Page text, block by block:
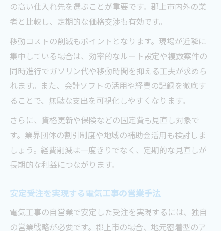
の高い仕入れ先を選ぶことが重要です。郡上市内外の業
者と比較し、定期的な価格交渉も有効です。
移動コストの削減もポイントとなります。現場が近隣に
集中している場合は、効率的なルート設定や複数案件の
同時進行でガソリン代や移動時間を抑える工夫が求めら
れます。また、会計ソフトの活用や経費の記録を徹底す
ることで、無駄な支出を可視化しやすくなります。
さらに、資格更新や保険などの固定費も見直し対象で
す。業界団体の割引制度や地域の補助金活用も検討しま
しょう。経費削減は一度きりでなく、定期的な見直しが
長期的な利益につながります。
安定受注を実現する電気工事の営業手法
電気工事の自営業で安定した受注を実現するには、独自
の営業戦略が必要です。郡上市の場合、地元密着型のア